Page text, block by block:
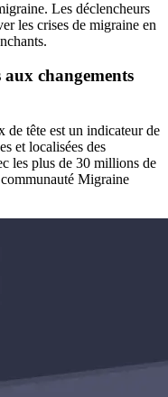
Les déclencheurs
les crises de migraine en
aux changements
tête est un indicateur de
et localisées des
les plus de 30 millions de
Migraine